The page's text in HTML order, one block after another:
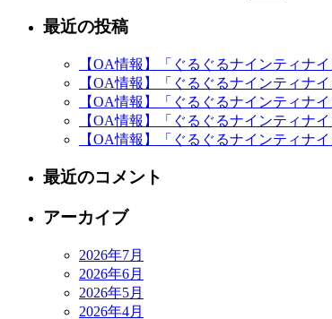
最近の投稿
【OA情報】「ぐるぐるナインティナ
【OA情報】「ぐるぐるナインティナ
【OA情報】「ぐるぐるナインティナ
【OA情報】「ぐるぐるナインティナ
【OA情報】「ぐるぐるナインティナ
最近のコメント
アーカイブ
2026年7月
2026年6月
2026年5月
2026年4月